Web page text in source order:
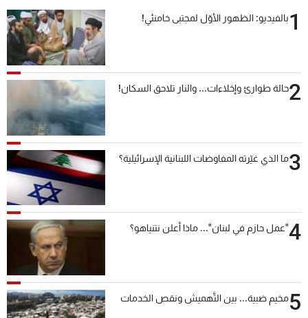
1بالفيديو: الظهور الأوّل لمجتبى خامنئي!
2حالة طوارئ وإخلاءات... والنار تلاحق السكان!
3ما الذي غيّرته المفاوضات اللبنانية الإسرائيلية؟
4"عمل حازم في لبنان"... ماذا أعلن نتنياهو؟
5مخيم ضبية... بين التَّهميش ونقص الخدمات